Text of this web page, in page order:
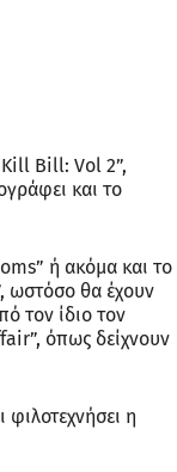
Bill: Vol 2”,
και το
ή ακόμα και το
ωστόσο θα έχουν
τον ίδιο τον
όπως δείχνουν
η